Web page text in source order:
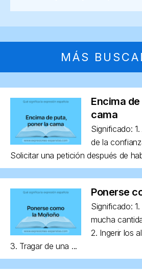
MÁS
Encima
cama
Significado:
de la
Solicitar una petición después de
Ponerse
Significado:
mucha
2. Ingerir los
3. Tragar de una ...